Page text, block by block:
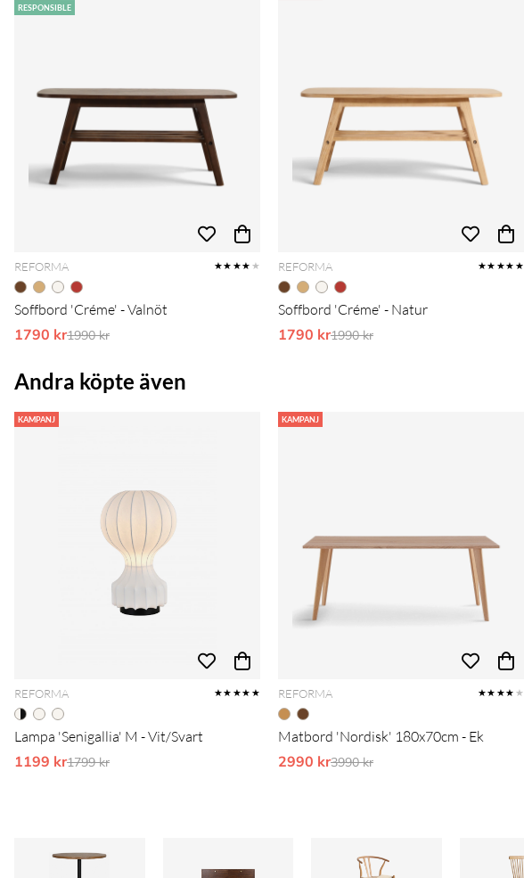
RESPONSIBLE
REFORMA ★★★★ ★
Soffbord 'Créme' - Valnöt
1790 krOrdinarie pris:
1990 kr
REFORMA ★★★★★
Soffbord 'Créme' - Natur
1790 krOrdinarie pris:
1990 kr
Andra köpte även
KAMPANJ
REFORMA ★★★★★
Lampa 'Senigallia' M - Vit/Svart
1199 krOrdinarie pris:
1799 kr
KAMPANJ
REFORMA ★★★★ ★
Matbord 'Nordisk' 180x70cm - Ek
2990 krOrdinarie pris:
3990 kr